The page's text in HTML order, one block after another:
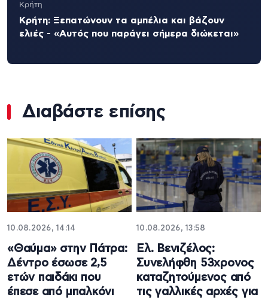
Κρήτη
Κρήτη: Ξεπατώνουν τα αμπέλια και βάζουν
ελιές - «Αυτός που παράγει σήμερα διώκεται»
Διαβάστε επίσης
10.08.2026, 14:14
«Θαύμα» στην Πάτρα:
Δέντρο έσωσε 2,5
ετών παιδάκι που
έπεσε από μπαλκόνι
10.08.2026, 13:58
Ελ. Βενιζέλος:
Συνελήφθη 53χρονος
καταζητούμενος από
τις γαλλικές αρχές για